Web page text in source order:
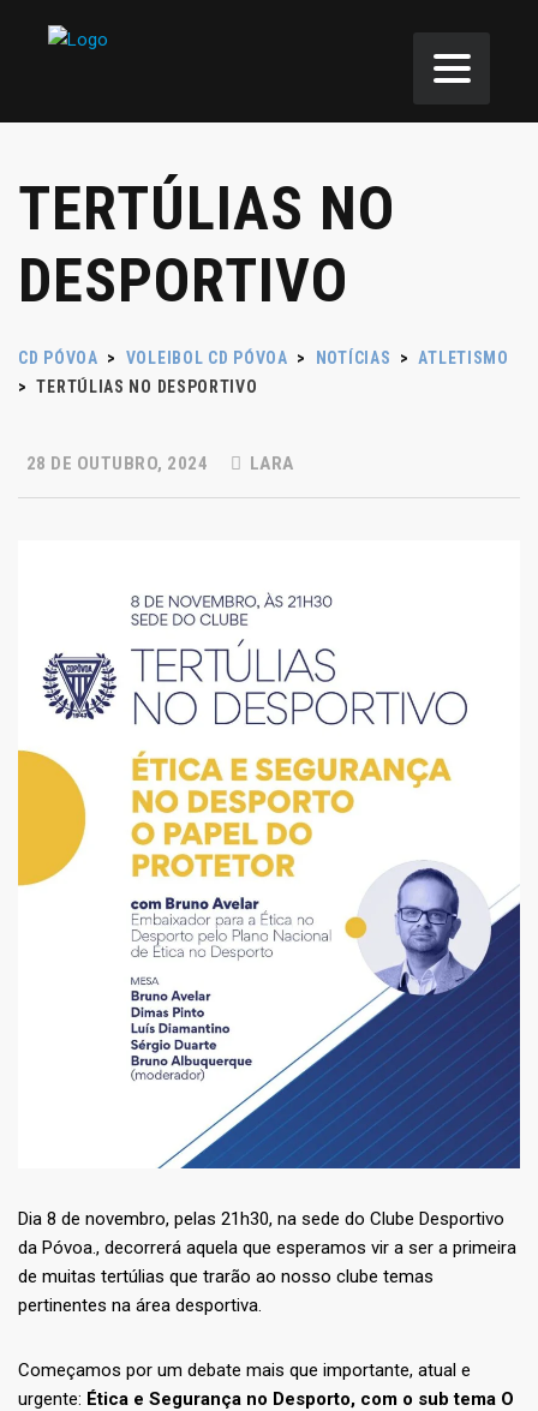
TERTÚLIAS NO
DESPORTIVO
CD PÓVOA > VOLEIBOL CD PÓVOA > NOTÍCIAS >
ATLETISMO
> TERTÚLIAS NO DESPORTIVO
28 DE OUTUBRO, 2024 LARA
Dia 8 de novembro, pelas 21h30, na sede do Clube Desportivo
da Póvoa., decorrerá aquela que esperamos vir a ser a primeira
de muitas tertúlias que trarão ao nosso clube temas
pertinentes na área desportiva.
Começamos por um debate mais que importante, atual e
urgente: Ética e Segurança no Desporto, com o sub tema O